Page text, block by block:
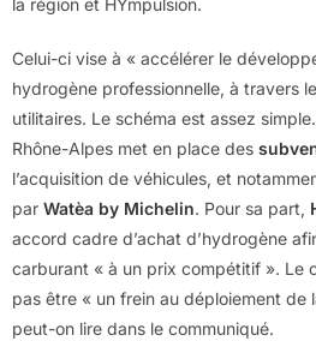
la région et HYmpulsion.
Celui-ci vise à « accélérer le
hydrogène professionnelle, à travers
utilitaires. Le schéma est assez
Rhône-Alpes met en place des
l’acquisition de véhicules, et
par Watèa by Michelin. Pour sa part,
accord cadre d’achat d’hydrogène
carburant « à un prix compétitif ». Le
pas être « un frein au déploiement de
peut-on lire dans le communiqué.